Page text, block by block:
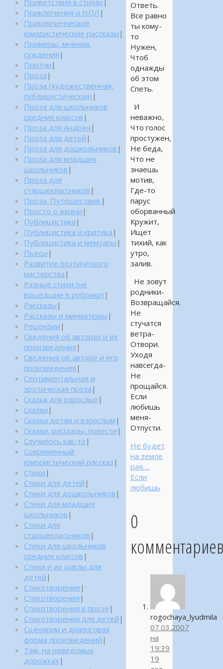
Ответь.
Все равно
ты кому-
то
Нужен,
Чтоб
однажды
об этом
Спеть.
И
неважно,
Что голос
простужен,
Не беда,
Что не
знаешь
мотив,
Где-то
парус
оборванный
Кружит,
Ищет
тихий, как
утро,
залив.
Не зовут
родники-
Возвращайся.
Не
стучатся
ветра-
Отвори.
Уходя
навсегда-
Не
прощайся.
Если
любишь
меня-
Отпусти.
Не будет
на земле
рая….
Если
любишь
0
rogochaya_lyudmila
07.03.2007
на
19:39
19
Приветствия в стихах
Приключения и НПЛ |
Приключенческие
юмористические рассказы |
Примеры, мнения,
суждения |
Притчи |
Проза |
Проза (художественная,
публицистическая) |
Проза для школьников
средних классов |
Проза для Андрея |
Проза для детей |
Проза для дошкольников |
Проза для младших
школьников |
Проза для
старшеклассников |
Проза. Путешествия. |
Просто о жизни |
Публицистика |
Публицистика и критика |
Публицистика и мемуары |
Пьесы |
Развитие поэтического
мастерства |
Разные стихи (не
вошедшие в рубрики) |
Рассказы |
Рассказы и миниатюры |
Рецензии |
Сведения об авторах и их
произведения |
Сведения об авторе и его
произведения |
Сентиментальная и
эротическая проза |
Сказка для взрослых |
Сказки |
Сказки детям и взрослым |
Сказки, рассказы, повести |
Случилось как-то |
Современный
юмористический рассказ |
Стихи |
Стихи для детей |
Стихи для дошкольников |
Стихи для младших
школьников |
Стихи для
старшеклассников |
Стихи для школьников
средних классов |
Стихи и их циклы для
детей |
Стихотворение |
Стихотворения |
Стихотворения в прозе |
Стихотворения для детей |
Сценарии и диалоговая
форма произведений |
Там, на неведомых
дорожках |